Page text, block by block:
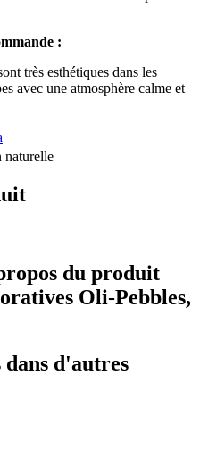
:
très esthétiques dans les
avec une atmosphère calme et
naturelle
du produit
Oli-Pebbles,
dans d'autres